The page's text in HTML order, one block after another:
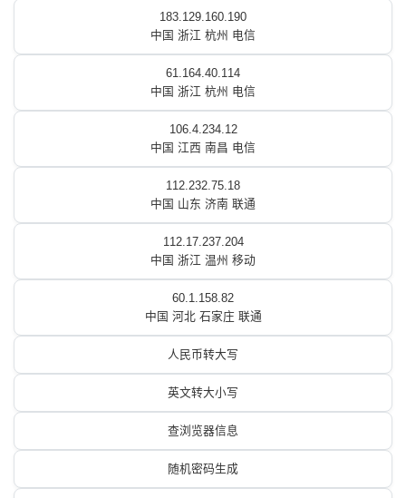
183.129.160.190
中国 浙江 杭州 电信
61.164.40.114
中国 浙江 杭州 电信
106.4.234.12
中国 江西 南昌 电信
112.232.75.18
中国 山东 济南 联通
112.17.237.204
中国 浙江 温州 移动
60.1.158.82
中国 河北 石家庄 联通
人民币转大写
英文转大小写
查浏览器信息
随机密码生成